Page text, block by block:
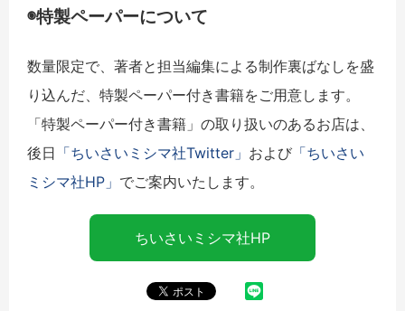
◉特製ペーパーについて
数量限定で、著者と担当編集による制作裏ばなしを盛
り込んだ、特製ペーパー付き書籍をご用意します。
「特製ペーパー付き書籍」の取り扱いのあるお店は、
後日 「ちいさいミシマ社Twitter」 および 「ちいさい
ミシマ社HP」 でご案内いたします。
ちいさいミシマ社HP